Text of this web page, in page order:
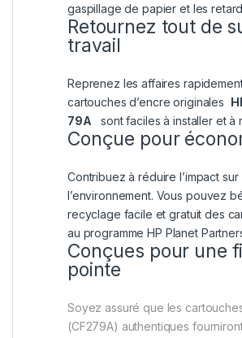
gaspillage de papier et les
Retournez tout de
travail
Reprenez les affaires
cartouches d’encre originales
79A sont faciles à installer et à
Conçue pour
Contribuez à réduire l’impact sur
l’environnement. Vous pouvez
recyclage facile et gratuit des
au programme HP Planet
Conçues pour une
pointe
Soyez assuré que les
(CF279A) authentiques